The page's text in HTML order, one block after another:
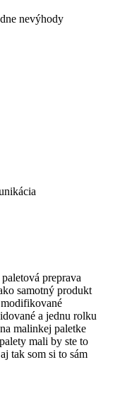
nevýhody
preprava
samotný produkt
a jednu rolku
malinkej paletke
mali by ste to
tak som si to sám